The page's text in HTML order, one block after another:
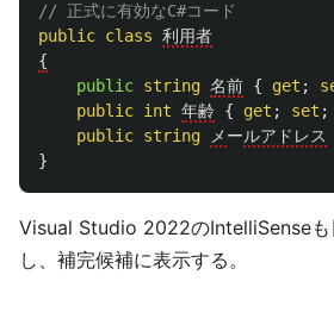
// 正式に有効なC#コード
public class 利用者
{
public string 名前 { get ;
public int 年齢 { get ; set ;
public string メールアドレス
}
Visual Studio 2022のIntelliSenseも
し、補完候補に表示する。